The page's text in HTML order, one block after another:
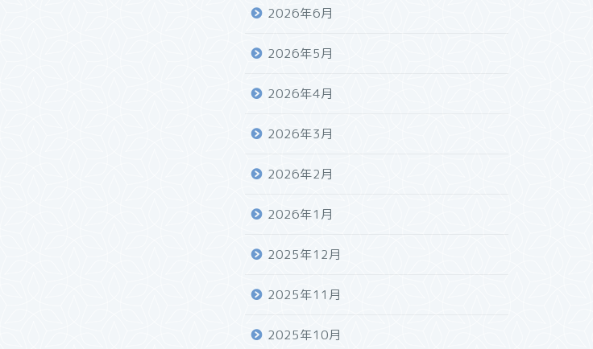
2026年6月
2026年5月
2026年4月
2026年3月
2026年2月
2026年1月
2025年12月
2025年11月
2025年10月